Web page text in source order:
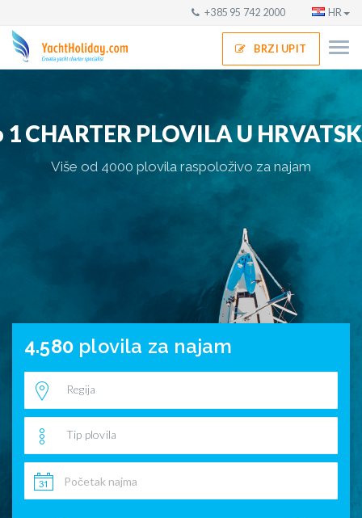
+385 95 742 2000 HR
BRZI UPIT
1 CHARTER PLOVILA U
Više od 4000 plovila raspoloživo za najam
4.580 plovila za najam
Regija
Tip plovila